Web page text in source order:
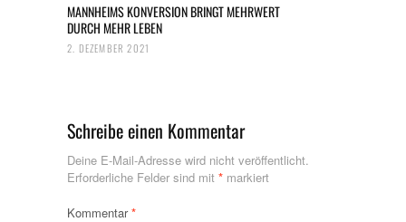
MANNHEIMS KONVERSION BRINGT MEHRWERT
DURCH MEHR LEBEN
2. DEZEMBER 2021
Schreibe einen Kommentar
Deine E-Mail-Adresse wird nicht veröffentlicht.
Erforderliche Felder sind mit * markiert
Kommentar*